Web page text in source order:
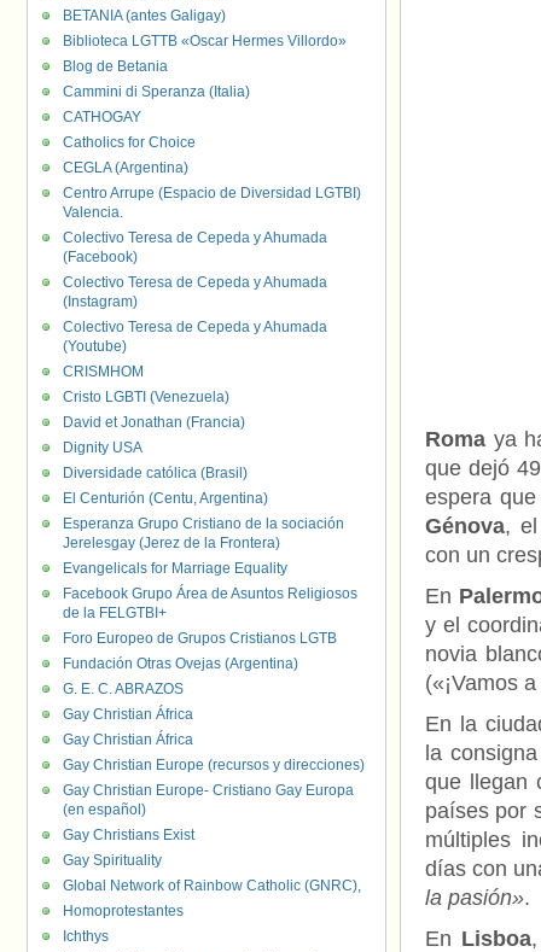
Roma ya
que dejó
espera
Génova,
con un
En
y el
novia
(«¡Vamos
En la
la
que llegan
países por
múltiples
días con
la pasión».
En Lisboa
BETANIA (antes Galigay)
Biblioteca LGTTB «Oscar Hermes Villordo»
Blog de Betania
Cammini di Speranza (Italia)
CATHOGAY
Catholics for Choice
CEGLA (Argentina)
Centro Arrupe (Espacio de Diversidad LGTBI)
Valencia.
Colectivo Teresa de Cepeda y Ahumada
(Facebook)
Colectivo Teresa de Cepeda y Ahumada
(Instagram)
Colectivo Teresa de Cepeda y Ahumada
(Youtube)
CRISMHOM
Cristo LGBTI (Venezuela)
David et Jonathan (Francia)
Dignity USA
Diversidade católica (Brasil)
El Centurión (Centu, Argentina)
Esperanza Grupo Cristiano de la sociación
Jerelesgay (Jerez de la Frontera)
Evangelicals for Marriage Equality
Facebook Grupo Área de Asuntos Religiosos
de la FELGTBI+
Foro Europeo de Grupos Cristianos LGTB
Fundación Otras Ovejas (Argentina)
G. E. C. ABRAZOS
Gay Christian África
Gay Christian África
Gay Christian Europe (recursos y direcciones)
Gay Christian Europe- Cristiano Gay Europa
(en español)
Gay Christians Exist
Gay Spirituality
Global Network of Rainbow Catholic (GNRC),
Homoprotestantes
Ichthys